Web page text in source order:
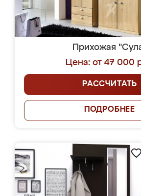
Прихожая
Цена: от 47 000
РАССЧИТАТЬ
ПОДРОБНЕЕ